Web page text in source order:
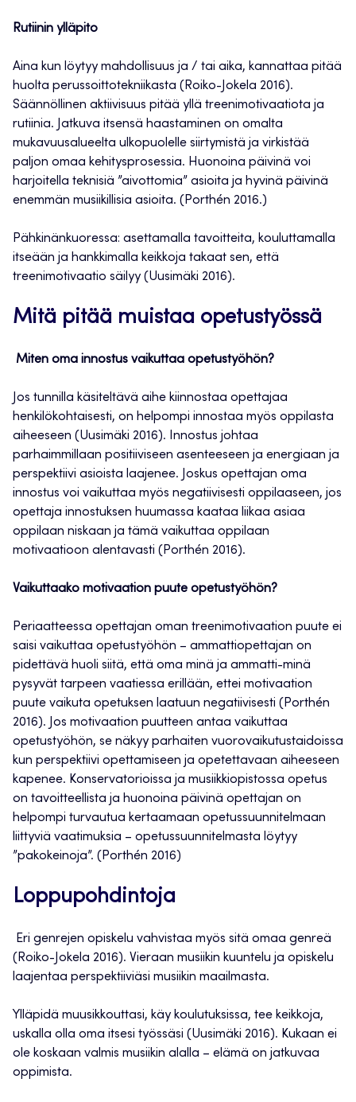
Rutiinin ylläpito
Aina kun löytyy mahdollisuus ja / tai aika, kannattaa pitää
huolta perussoittotekniikasta (Roiko-Jokela 2016).
Säännöllinen aktiivisuus pitää yllä treenimotivaatiota ja
rutiinia. Jatkuva itsensä haastaminen on omalta
mukavuusalueelta ulkopuolelle siirtymistä ja virkistää
paljon omaa kehitysprosessia. Huonoina päivinä voi
harjoitella teknisiä ”aivottomia” asioita ja hyvinä päivinä
enemmän musiikillisia asioita. (Porthén 2016.)
Pähkinänkuoressa: asettamalla tavoitteita, kouluttamalla
itseään ja hankkimalla keikkoja takaat sen, että
treenimotivaatio säilyy (Uusimäki 2016).
Mitä pitää muistaa opetustyössä
Miten oma innostus vaikuttaa opetustyöhön?
Jos tunnilla käsiteltävä aihe kiinnostaa opettajaa
henkilökohtaisesti, on helpompi innostaa myös oppilasta
aiheeseen (Uusimäki 2016). Innostus johtaa
parhaimmillaan positiiviseen asenteeseen ja energiaan ja
perspektiivi asioista laajenee. Joskus opettajan oma
innostus voi vaikuttaa myös negatiivisesti oppilaaseen, jos
opettaja innostuksen huumassa kaataa liikaa asiaa
oppilaan niskaan ja tämä vaikuttaa oppilaan
motivaatioon alentavasti (Porthén 2016).
Vaikuttaako motivaation puute opetustyöhön?
Periaatteessa opettajan oman treenimotivaation puute ei
saisi vaikuttaa opetustyöhön – ammattiopettajan on
pidettävä huoli siitä, että oma minä ja ammatti-minä
pysyvät tarpeen vaatiessa erillään, ettei motivaation
puute vaikuta opetuksen laatuun negatiivisesti (Porthén
2016). Jos motivaation puutteen antaa vaikuttaa
opetustyöhön, se näkyy parhaiten vuorovaikutustaidoissa
kun perspektiivi opettamiseen ja opetettavaan aiheeseen
kapenee. Konservatorioissa ja musiikkiopistossa opetus
on tavoitteellista ja huonoina päivinä opettajan on
helpompi turvautua kertaamaan opetussuunnitelmaan
liittyviä vaatimuksia – opetussuunnitelmasta löytyy
”pakokeinoja”. (Porthén 2016)
Loppupohdintoja
Eri genrejen opiskelu vahvistaa myös sitä omaa genreä
(Roiko-Jokela 2016). Vieraan musiikin kuuntelu ja opiskelu
laajentaa perspektiiviäsi musiikin maailmasta.
Ylläpidä muusikkouttasi, käy koulutuksissa, tee keikkoja,
uskalla olla oma itsesi työssäsi (Uusimäki 2016). Kukaan ei
ole koskaan valmis musiikin alalla – elämä on jatkuvaa
oppimista.